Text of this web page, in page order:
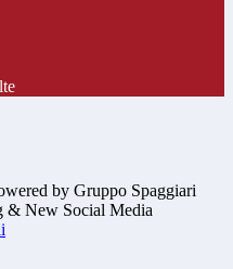
by Gruppo Spaggiari
& New Social Media